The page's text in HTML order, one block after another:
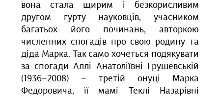
вонастала щирим і безкорисливим
другом гурту науковців, учасником
багатьох його починань, авторкою
численних спогадів про свою родину та
діда Марка. Так само хочеться подякувати
за спогади Аллі Анатоліївні Грушевській
(1936−2008) − третій онуці Марка
Федоровича, її мамі
Теклі Назарівні